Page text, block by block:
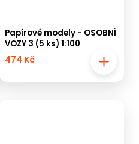
Papírové modely - OSOBNÍ
VOZY 3 (5 ks) 1:100
474 Kč